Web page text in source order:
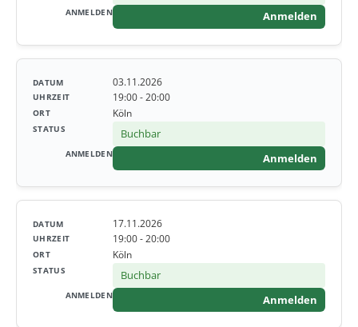
Anmelden
03.11.2026
19:00 - 20:00
Köln
Buchbar
Anmelden
17.11.2026
19:00 - 20:00
Köln
Buchbar
Anmelden